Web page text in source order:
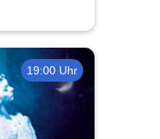
Die
19:00 Uhr